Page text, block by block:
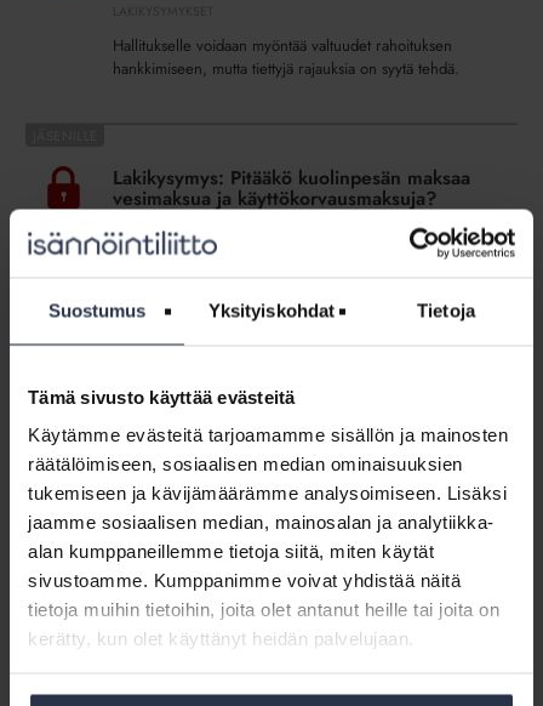
Suostumus Yksityiskohdat Tietoja
Tämä sivusto käyttää evästeitä
Käytämme evästeitä tarjoamamme sisällön ja mainosten
räätälöimiseen, sosiaalisen median ominaisuuksien
tukemiseen ja kävijämäärämme analysoimiseen. Lisäksi
jaamme sosiaalisen median, mainosalan ja analytiikka-
alan kumppaneillemme tietoja siitä, miten käytät
sivustoamme. Kumppanimme voivat yhdistää näitä
tietoja muihin tietoihin, joita olet antanut heille tai joita on
kerätty, kun olet käyttänyt heidän palvelujaan.
Hallitukselle voidaan myöntää valtuudet rahoituksen
hankkimiseen, mutta tiettyjä rajauksia on syytä tehdä.
Pitääkö
kuolinpesän
maksaa
vesimaksua
Lakikysymys: Pitääkö kuolinpesän maksaa
vesimaksua ja käyttökorvausmaksuja?
Lakiasiantuntija vastaa
Miten
muuttamisesta
päätetään
asunto-
osakeyhtiössä?
muuttamisesta päätetään asunto-
osakeyhtiössä?
LAKIKYSYMYKSET
Lakiasiantuntija vastaa
Lakikysymys:
Voiko
taloyhtiöltä
vaatia
sähköistä
Lakikysymys: Voiko taloyhtiöltä vaatia
sähköistä laskutusta?